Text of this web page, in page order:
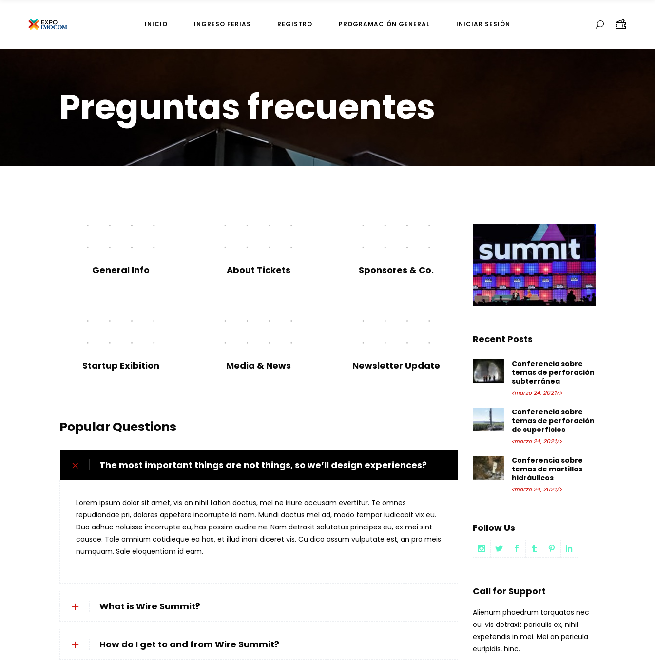
INICIO INGRESO FERIAS REGISTRO PROGRAMACIÓN GENERAL INICIAR SESIÓN
Preguntas frecuentes
General Info About Tickets Sponsores & Co.
Startup Exibition Media & News Newsletter Update
Popular Questions
The most important things are not things, so we’ll design experiences?
Lorem ipsum dolor sit amet, vis an nihil tation doctus, mel ne iriure accusam evertitur. Te omnes
repudiandae pri, dolores appetere incorrupte id nam. Mundi doctus mel ad, modo tempor iudicabit vix eu.
Duo adhuc noluisse incorrupte eu, has possim audire ne. Nam detraxit salutatus principes eu, ex mei sint
causae. Tale omnium cotidieque ea has, et illud inani diceret vis. Cu dico assum vulputate est, an pro meis
numquam. Sale eloquentiam id eam.
What is Wire Summit?
How do I get to and from Wire Summit?
Recent Posts
Conferencia sobre
temas de perforación
subterránea
<marzo 24, 2021/>
Conferencia sobre
temas de perforación
de superficies
<marzo 24, 2021/>
Conferencia sobre
temas de martillos
hidráulicos
<marzo 24, 2021/>
Follow Us
Call for Support
Alienum phaedrum torquatos nec
eu, vis detraxit periculis ex, nihil
expetendis in mei. Mei an pericula
euripidis, hinc.